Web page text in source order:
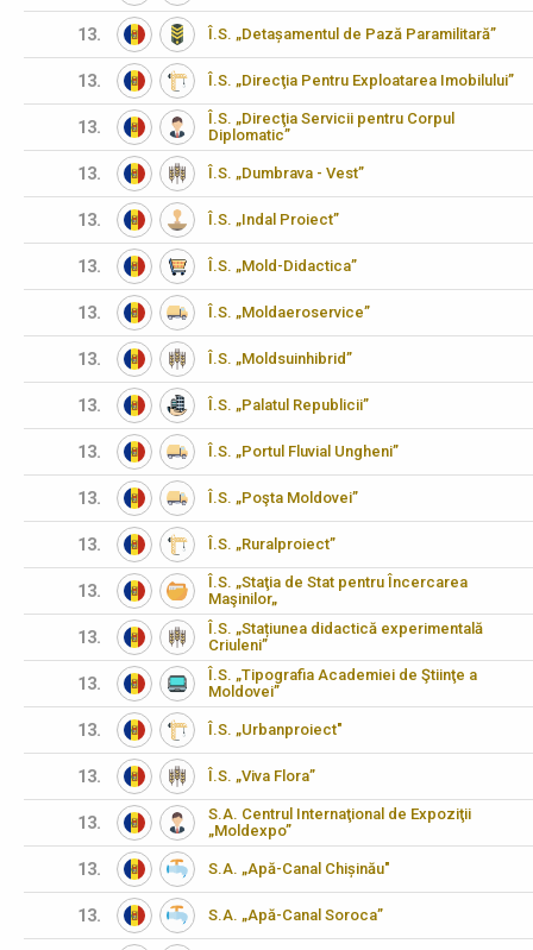
13. Î.S. „Detașamentul de Pază Paramilitară”
13. Î.S. „Direcţia Pentru Exploatarea Imobilului”
13.
Î.S. „Direcţia Servicii pentru Corpul
Diplomatic”
13. Î.S. „Dumbrava - Vest”
13. Î.S. „Indal Proiect”
13. Î.S. „Mold-Didactica”
13. Î.S. „Moldaeroservice”
13. Î.S. „Moldsuinhibrid”
13. Î.S. „Palatul Republicii”
13. Î.S. „Portul Fluvial Ungheni”
13. Î.S. „Poşta Moldovei”
13. Î.S. „Ruralproiect”
13.
Î.S. „Staţia de Stat pentru Încercarea
Maşinilor„
13.
Î.S. „Stațiunea didactică experimentală
Criuleni”
13.
Î.S. „Tipografia Academiei de Ştiinţe a
Moldovei”
13. Î.S. „Urbanproiect"
13. Î.S. „Viva Flora”
13.
S.A. Centrul Internaţional de Expoziţii
„Moldexpo”
13. S.A. „Apă-Canal Chișinău"
13. S.A. „Apă-Canal Soroca”